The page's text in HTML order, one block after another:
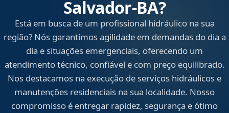
Salvador‑BA?
Está em busca de um profissional hidráulico na sua
região? Nós garantimos agilidade em demandas do dia a
dia e situações emergenciais, oferecendo um
atendimento técnico, confiável e com preço equilibrado.
Nos destacamos na execução de serviços hidráulicos e
manutenções residenciais na sua localidade. Nosso
compromisso é entregar rapidez, segurança e ótimo